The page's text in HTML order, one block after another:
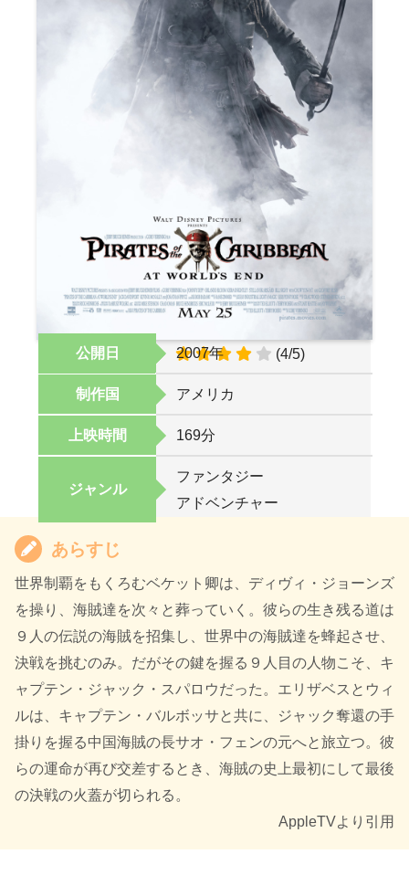
オススメ度 (4/5)
公開日 2007年
制作国 アメリカ
上映時間 169分
ジャンル
ファンタジー
アドベンチャー
あらすじ
世界制覇をもくろむベケット卿は、ディヴィ・ジョーンズ
を操り、海賊達を次々と葬っていく。彼らの生き残る道は
９人の伝説の海賊を招集し、世界中の海賊達を蜂起させ、
決戦を挑むのみ。だがその鍵を握る９人目の人物こそ、キ
ャプテン・ジャック・スパロウだった。エリザベスとウィ
ルは、キャプテン・バルボッサと共に、ジャック奪還の手
掛りを握る中国海賊の長サオ・フェンの元へと旅立つ。彼
らの運命が再び交差するとき、海賊の史上最初にして最後
の決戦の火蓋が切られる。
AppleTVより引用